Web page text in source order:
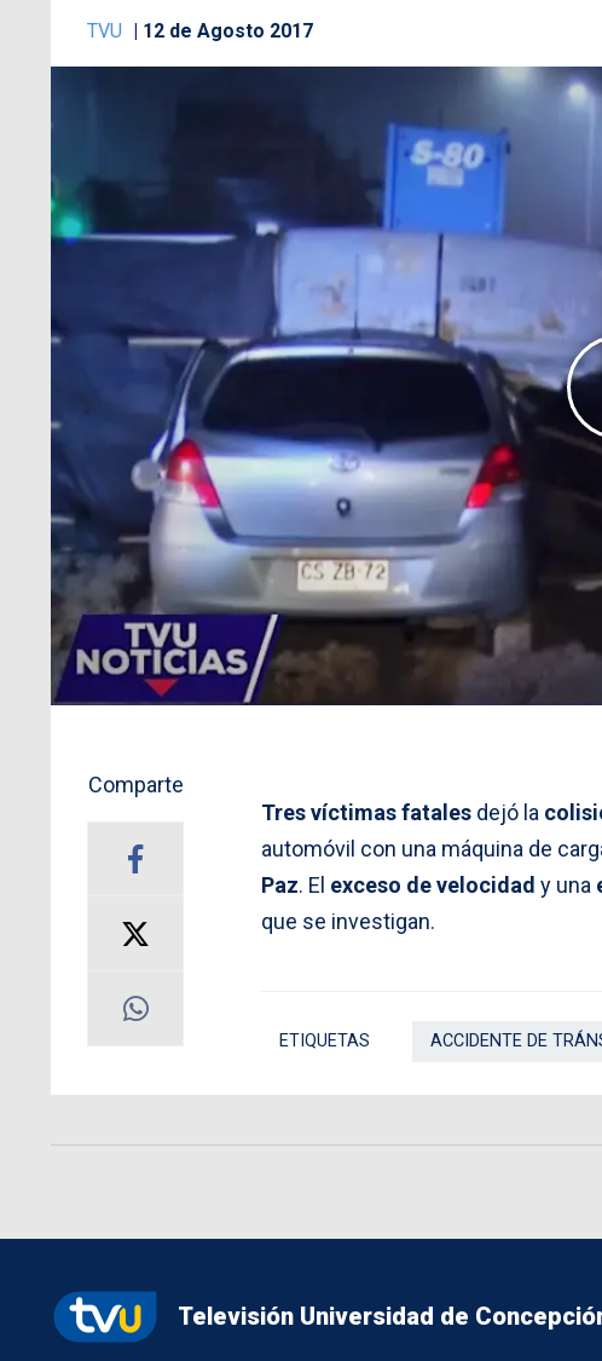
TVU 12 de Agosto 2017
Comparte
Tres víctimas fatales dejó la
automóvil con una máquina de
Paz. El exceso de velocidad y una
que se investigan.
ETIQUETAS ACCIDENTE DE
Televisión Universidad de